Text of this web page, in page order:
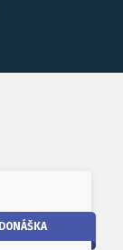
DONÁŠKA